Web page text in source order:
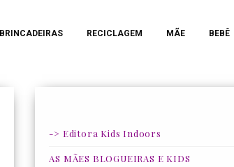
BRINCADEIRAS RECICLAGEM MÃE BEBÊ
-> Editora Kids Indoors
AS MÃES BLOGUEIRAS E KIDS